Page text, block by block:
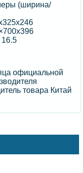
(ширина/
16.5
официальной
товара Китай